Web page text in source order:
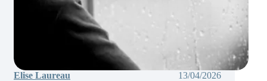
Elise Laureau 13/04/2026